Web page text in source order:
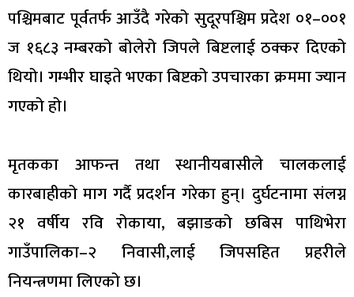
पश्चिमबाट पूर्वतर्फ आउँदै गरेको सुदूरपश्चिम प्रदेश ०१–००१
ज १६८३ नम्बरको बोलेरो जिपले बिष्टलाई ठक्कर दिएको
थियो। गम्भीर घाइते भएका बिष्टको उपचारका क्रममा ज्यान
गएको हो।
मृतकका आफन्त तथा स्थानीयबासीले चालकलाई
कारबाहीको माग गर्दै प्रदर्शन गरेका हुन्। दुर्घटनामा संलग्न
२१ वर्षीय रवि रोकाया, बझाङको छबिस पाथिभेरा
गाउँपालिका–२ निवासी,लाई जिपसहित प्रहरीले
नियन्त्रणमा लिएको छ।